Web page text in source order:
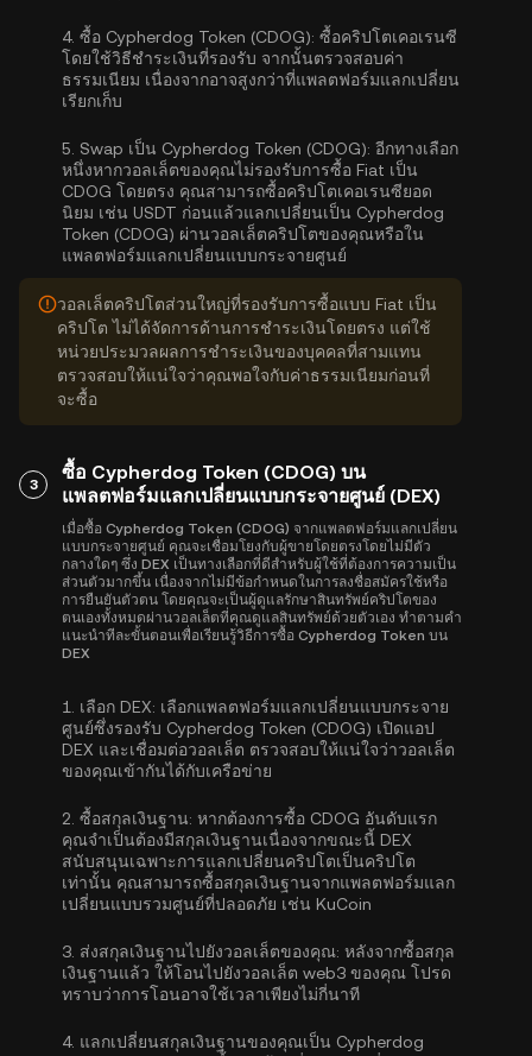
4. ซื้อ Cypherdog Token (CDOG): ซื้อคริปโตเคอเรนซี
โดยใช้วิธีชำระเงินที่รองรับ จากนั้นตรวจสอบค่า
ธรรมเนียม เนื่องจากอาจสูงกว่าที่แพลตฟอร์มแลกเปลี่ยน
เรียกเก็บ
5. Swap เป็น Cypherdog Token (CDOG): อีกทางเลือก
หนึ่งหากวอลเล็ตของคุณไม่รองรับการซื้อ Fiat เป็น
CDOG โดยตรง คุณสามารถซื้อคริปโตเคอเรนซียอด
นิยม เช่น USDT ก่อนแล้วแลกเปลี่ยนเป็น Cypherdog
Token (CDOG) ผ่านวอลเล็ตคริปโตของคุณหรือใน
แพลตฟอร์มแลกเปลี่ยนแบบกระจายศูนย์
วอลเล็ตคริปโตส่วนใหญ่ที่รองรับการซื้อแบบ Fiat เป็น
คริปโต ไม่ได้จัดการด้านการชำระเงินโดยตรง แต่ใช้
หน่วยประมวลผลการชำระเงินของบุคคลที่สามแทน
ตรวจสอบให้แน่ใจว่าคุณพอใจกับค่าธรรมเนียมก่อนที่
จะซื้อ
3
ซื้อ Cypherdog Token (CDOG) บน
แพลตฟอร์มแลกเปลี่ยนแบบกระจายศูนย์ (DEX)
เมื่อซื้อ Cypherdog Token (CDOG) จากแพลตฟอร์มแลกเปลี่ยน
แบบกระจายศูนย์ คุณจะเชื่อมโยงกับผู้ขายโดยตรงโดยไม่มีตัว
กลางใดๆ ซึ่ง DEX เป็นทางเลือกที่ดีสำหรับผู้ใช้ที่ต้องการความเป็น
ส่วนตัวมากขึ้น เนื่องจากไม่มีข้อกำหนดในการลงชื่อสมัครใช้หรือ
การยืนยันตัวตน โดยคุณจะเป็นผู้ดูแลรักษาสินทรัพย์คริปโตของ
ตนเองทั้งหมดผ่านวอลเล็ตที่คุณดูแลสินทรัพย์ด้วยตัวเอง ทำตามคำ
แนะนำทีละขั้นตอนเพื่อเรียนรู้วิธีการซื้อ Cypherdog Token บน
DEX
1. เลือก DEX: เลือกแพลตฟอร์มแลกเปลี่ยนแบบกระจาย
ศูนย์ซึ่งรองรับ Cypherdog Token (CDOG) เปิดแอป
DEX และเชื่อมต่อวอลเล็ต ตรวจสอบให้แน่ใจว่าวอลเล็ต
ของคุณเข้ากันได้กับเครือข่าย
2. ซื้อสกุลเงินฐาน: หากต้องการซื้อ CDOG อันดับแรก
คุณจำเป็นต้องมีสกุลเงินฐานเนื่องจากขณะนี้ DEX
สนับสนุนเฉพาะการแลกเปลี่ยนคริปโตเป็นคริปโต
เท่านั้น คุณสามารถซื้อสกุลเงินฐานจากแพลตฟอร์มแลก
เปลี่ยนแบบรวมศูนย์ที่ปลอดภัย เช่น KuCoin
3. ส่งสกุลเงินฐานไปยังวอลเล็ตของคุณ: หลังจากซื้อสกุล
เงินฐานแล้ว ให้โอนไปยังวอลเล็ต web3 ของคุณ โปรด
ทราบว่าการโอนอาจใช้เวลาเพียงไม่กี่นาที
4. แลกเปลี่ยนสกุลเงินฐานของคุณเป็น Cypherdog